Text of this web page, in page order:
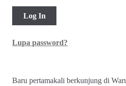
Lupa password?
Baru pertamakali berkunjung di